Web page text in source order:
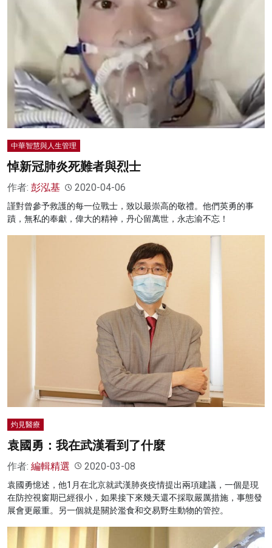
中華智慧與人生管理
悼新冠肺炎死難者與烈士
作者: 彭泓基 2020-04-06
謹對曾參予救護的每一位戰士，致以最崇高的敬禮。他們英勇的事
蹟，無私的奉獻，偉大的精神，丹心留萬世，永志渝不忘！
灼見醫療
袁國勇：我在武漢看到了什麼
作者: 編輯精選 2020-03-08
袁國勇憶述，他1月在北京就武漢肺炎疫情提出兩項建議，一個是現
在防控視窗期已經很小，如果接下來幾天還不採取嚴厲措施，事態發
展會更嚴重。另一個就是關於濫食和交易野生動物的管控。